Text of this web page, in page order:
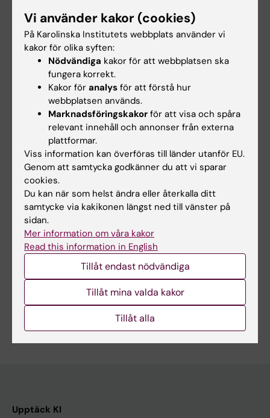
Denna nya metod kan bli ett viktigt verktyg
även för andra cancerforskare, och bidra till ny
kunskap om hur cancerceller uppkommer och
ibland överlever cellgiftsbehandling.
Publikation
A highly scalable method for joint whole genome
sequencing and gene expression profiling of single
cells
Uppdaterad av:
Erika Rindsjö 2020-10-21
Dela
Upptäck KI
Vi använder kakor (cookies)
På Karolinska Institutets webbplats använder vi
kakor för olika syften:
Nödvändiga kakor för att webbplatsen ska
fungera korrekt.
Kakor för analys för att förstå hur
webbplatsen används.
Marknadsföringskakor för att visa och spåra
relevant innehåll och annonser från externa
plattformar.
Viss information kan överföras till länder utanför EU.
Genom att samtycka godkänner du att vi sparar
cookies.
Du kan när som helst ändra eller återkalla ditt
samtycke via kakikonen längst ned till vänster på
sidan.
Mer information om våra kakor
Read this information in English
Tillåt endast nödvändiga
Tillåt mina valda kakor
Tillåt alla